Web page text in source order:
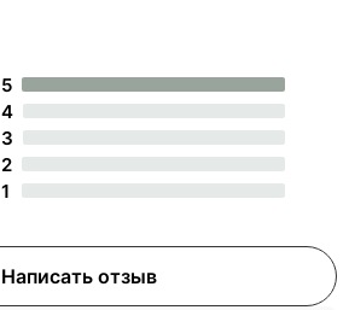
5
4
3
2
1
Написать отзыв